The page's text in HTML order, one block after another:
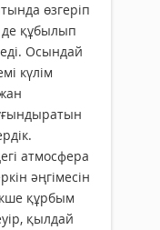
өзгеріп
құбылып
Осындай
күлім
атмосфера
әңгімесін
құрбым
қылдай